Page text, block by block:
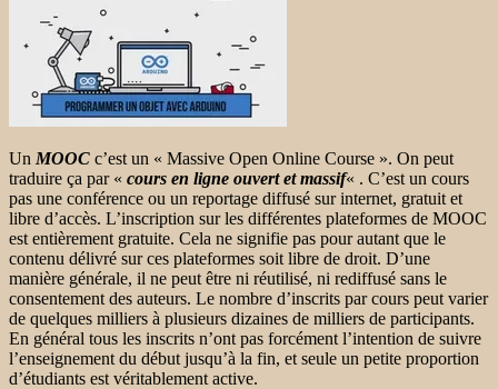
Un MOOC c’est un « Massive Open Online Course ». On peut
traduire ça par « cours en ligne ouvert et massif« . C’est un cours
pas une conférence ou un reportage diffusé sur internet, gratuit et
libre d’accès. L’inscription sur les différentes plateformes de MOOC
est entièrement gratuite. Cela ne signifie pas pour autant que le
contenu délivré sur ces plateformes soit libre de droit. D’une
manière générale, il ne peut être ni réutilisé, ni rediffusé sans le
consentement des auteurs. Le nombre d’inscrits par cours peut varier
de quelques milliers à plusieurs dizaines de milliers de participants.
En général tous les inscrits n’ont pas forcément l’intention de suivre
l’enseignement du début jusqu’à la fin, et seule un petite proportion
d’étudiants est véritablement active.